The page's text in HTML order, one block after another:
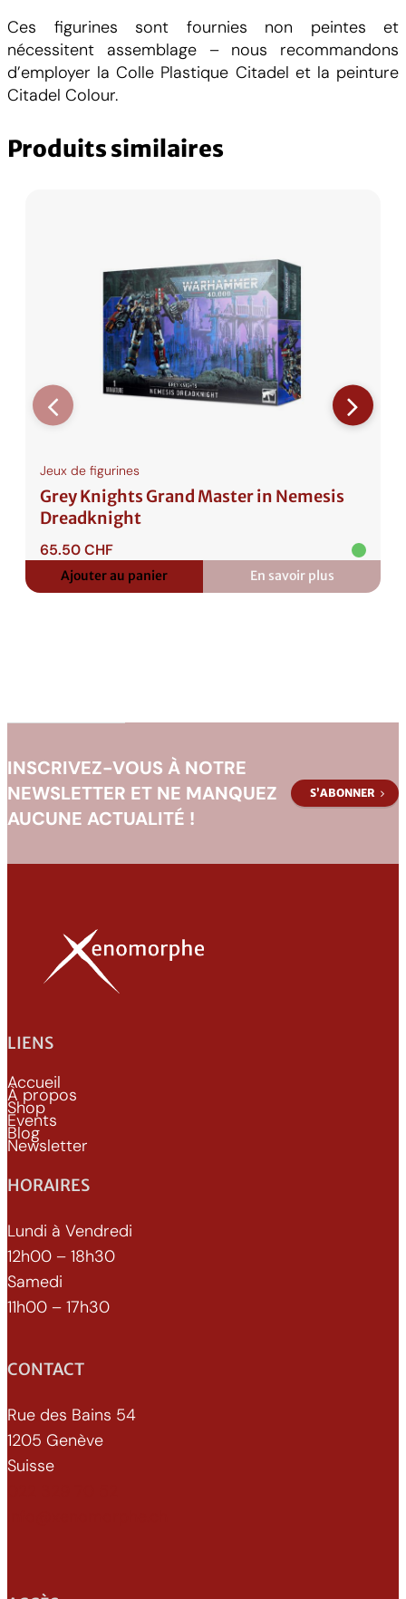
Ces figurines sont fournies non peintes et
nécessitent assemblage – nous recommandons
d’employer la Colle Plastique Citadel et la peinture
Citadel Colour.
Produits similaires
Jeux de figurines
Grey Knights Grand Master in Nemesis
Dreadknight
65.50CHF
Ajouter au panier En savoir plus
:
Grey
INSCRIVEZ-VOUS À NOTRE
NEWSLETTER ET NE MANQUEZ
AUCUNE ACTUALITÉ !
S’ABONNER
LIENS
Accueil
À propos
Shop
Events
Blog
Newsletter
HORAIRES
Lundi à Vendredi
12h00 – 18h30
Samedi
11h00 – 17h30
CONTACT
Rue des Bains 54
1205 Genève
Suisse